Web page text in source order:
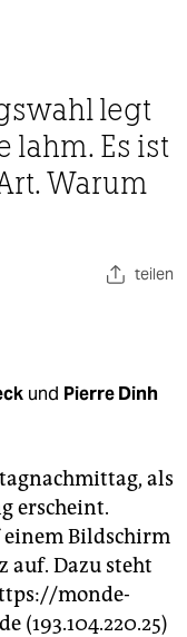
legt
lahm. Es ist
Warum
teilen
und Pierre Dinh
als
erscheint.
einem Bildschirm
auf. Dazu steht
monde-
(193.104.220.25)